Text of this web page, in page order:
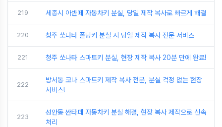
219 세종시 아반떼 자동차키 분실, 당일 제작 복사로 빠르게 해결
220 청주 쏘나타 폴딩키 분실 시 당일 제작 복사 전문 서비스
221 청주 쏘나타 스마트키 분실, 현장 제작 복사 20분 만에 완료!
222
방서동 코나 스마트키 제작 복사 전문, 분실 걱정 없는 현장
서비스!
223
성안동 싼타페 자동차키 분실 해결, 현장 복사 제작으로 신속
처리